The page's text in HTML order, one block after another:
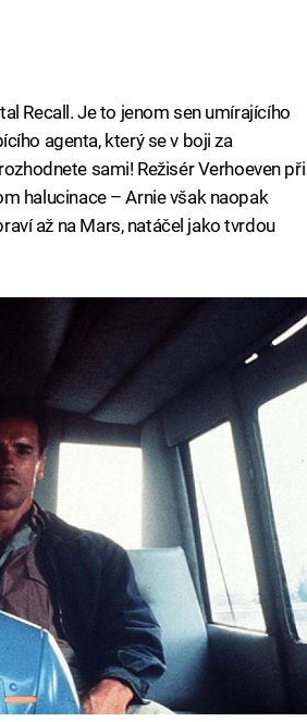
Recall. Je to jenom sen umírajícího
agenta, který se v boji za
sami! Režisér Verhoeven při
halucinace – Arnie však naopak
až na Mars, natáčel jako tvrdou